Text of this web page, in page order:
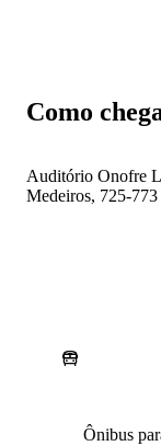
Como
Auditório Onofre
Medeiros, 725-
Ônibus